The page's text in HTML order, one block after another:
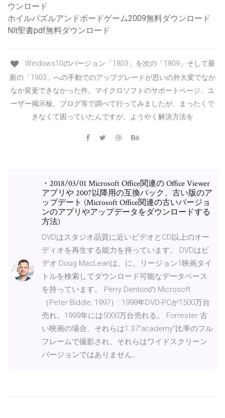
ウンロード
ホイルパズルアンドボードゲーム2009無料ダウンロード
Nlt聖書pdf無料ダウンロード
Windows10のバージョン「1803」を次の「1809」そして最
新の「1903」への手動でのアップグレードが思いの外大変でなか
なか変更できなかった件。マイクロソフトのサポートページ、ユ
ーザー掲示板、ブログ等で調べて行ってみましたが、まったくで
きなくて困っていたんですが、ようやく解決方法を
・2018/03/01 Microsoft Office関連の Office Viewer
アプリや 2007以降用の互換パック、古い版のア
ップデート (Microsoft Office関連の古いバージョ
ンのアプリやアップデータをダウンロードする
方法)
DVDはスタジオ品質に近いビデオとCD以上のオー
ディオを再生する能力を持っています。 DVDはビ
デオ Doug MacLeanは、 に、リージョン1映画タイ
トルを検索してダウンロード可能なデータベース
を持っています。 Perry Dentonの Microsoft
（Peter Biddle, 1997）: 1998年DVD-PCが1500万台
売れ、1999年には5000万台売れる。 Forrester 古
い映画の場合、それらは1.37"academy"比率のフル
フレームで撮影され、それらはワイドスクリーン
バージョンではありません。